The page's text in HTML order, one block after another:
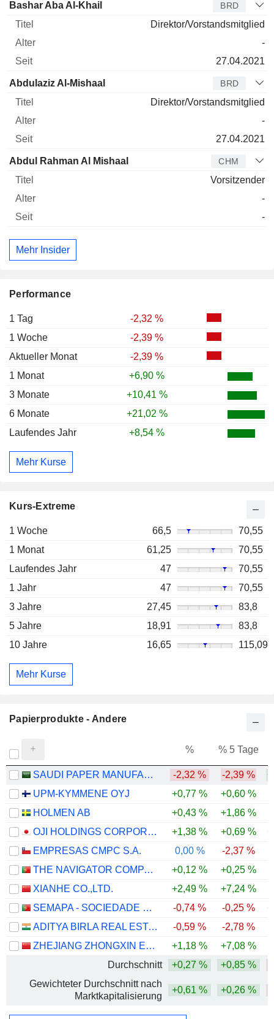
Performance
1 Tag
-2,32 %
1 Woche
-2,39 %
Aktueller Monat
-2,39 %
1 Monat
+6,90 %
3 Monate
+10,41 %
6 Monate
+21,02 %
Laufendes Jahr
+8,54 %
Mehr Kurse
Kurs-Extreme
1 Woche 66,5
70,55
1 Monat
61,25
70,55
Laufendes Jahr
47
70,55
1 Jahr
47
70,55
3 Jahre
27,45
83,8
5 Jahre
18,91
83,8
10 Jahre
16,65 115,09
Mehr Kurse
Verwaltungsratsmitglied
Bashar Aba Al-Khail BRD
Direktor/Vorstandsmitglied
-
27.04.2021
Abdulaziz Al-Mishaal BRD
Direktor/Vorstandsmitglied
-
27.04.2021
Abdul Rahman Al Mishaal CHM
Vorsitzender
-
-
Mehr Insider
Papierprodukte - Andere
% % 5 Tage
SAUDI PAPER MANUFACTURING COMPANY -2,32 % -2,39 %
UPM-KYMMENE OYJ
+0,77 % +0,60 %
HOLMEN AB
+0,43 % +1,86 %
OJI HOLDINGS CORPORATION
+1,38 % +0,69 %
EMPRESAS CMPC S.A.
0,00 % -2,37 %
THE NAVIGATOR COMPANY, S.A.
+0,12 % +0,25 %
XIANHE CO.,LTD.
+2,49 % +7,24 %
SEMAPA - SOCIEDADE DE INVESTIMENTO E GESTÃO, SGPS, S.A.
-0,74 % -0,25 %
ADITYA BIRLA REAL ESTATE LIMITED
-0,59 % -2,78 %
ZHEJIANG ZHONGXIN ENVIRONMENTAL PROTECTION TECHNOLOGY GROUP CO., LTD.
+1,18 % +7,08 %
Durchschnitt
+0,27 % +0,85 %
Gewichteter Durchschnitt nach
Marktkapitalisierung
+0,61 % +0,26 %